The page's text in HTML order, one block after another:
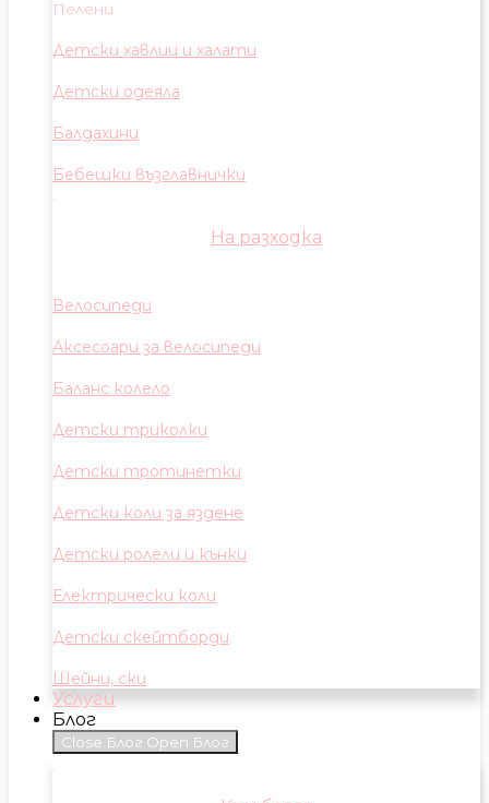
Пелени
Детски хавлии и халати
Детски одеяла
Балдахини
Бебешки възглавнички
На разходка
Велосипеди
Аксесоари за велосипеди
Баланс колело
Детски триколки
Детски тротинетки
Детски коли за яздене
Детски ролели и кънки
Електрически коли
Детски скейтборди
Шейни, ски
Услуги
Блог
Close Блог Open Блог